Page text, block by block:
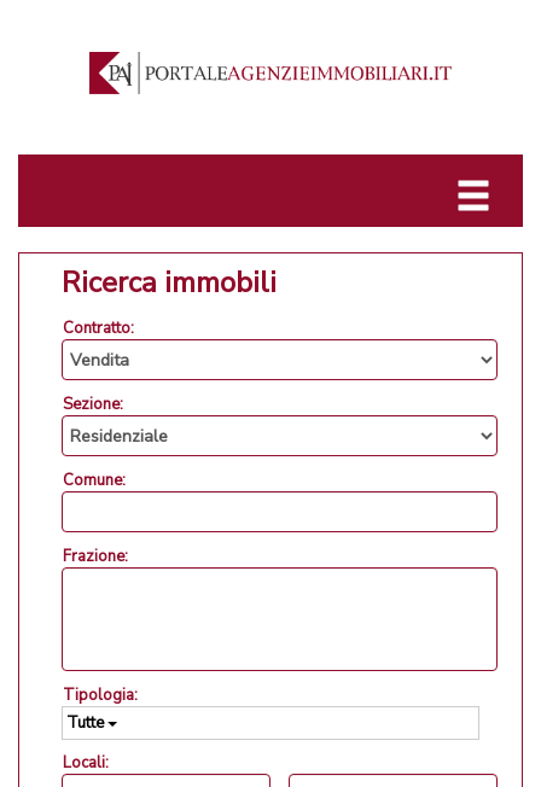
Ricerca immobili
Contratto:
Sezione:
Comune:
Frazione:
Tipologia:
Tutte
Locali: